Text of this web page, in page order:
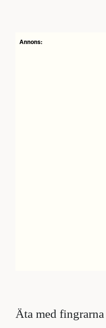
Annons:
Äta med fingrarna